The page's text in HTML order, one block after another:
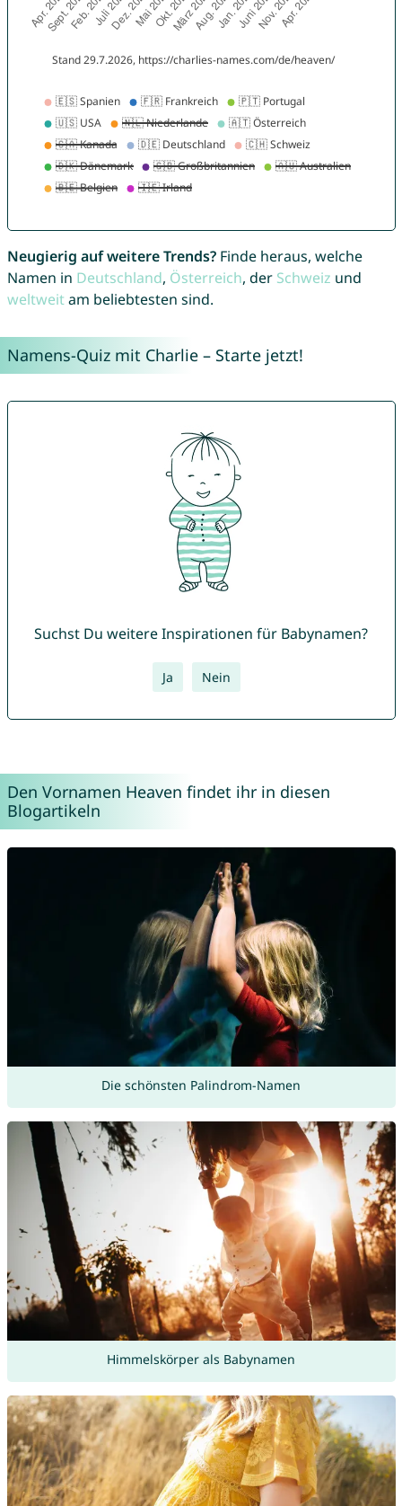
Neugierig auf weitere Trends?Finde heraus, welche
Namen in Deutschland, Österreich, der Schweiz und
weltweitam beliebtesten sind.
Namens-Quiz mit Charlie – Starte jetzt!
Suchst Du weitere Inspirationen für Babynamen?
Ja Nein
Den Vornamen Heaven findet ihr in diesen
Blogartikeln
Die schönsten Palindrom-Namen
Himmelskörper als Babynamen